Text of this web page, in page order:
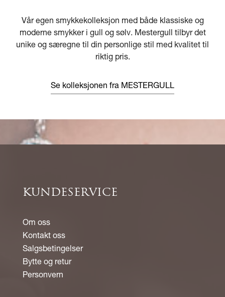
Vår egen smykkekolleksjon med både klassiske og
moderne smykker i gull og sølv. Mestergull tilbyr det
unike og særegne til din personlige stil med kvalitet til
riktig pris.
Se kolleksjonen fra MESTERGULL
KUNDESERVICE
Om oss
Kontakt oss
Salgsbetingelser
Bytte og retur
Personvern